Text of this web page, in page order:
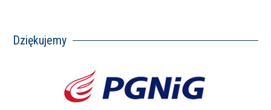
Dziękujemy